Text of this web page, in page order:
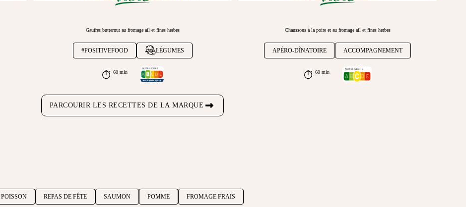
Gaufres butternut au fromage ail et fines herbes
#POSITIVEFOOD LÉGUMES
60 min
Chaussons à la poire et au fromage ail et fines herbes
APÉRO-DÎNATOIRE ACCOMPAGNEMENT
60 min
PARCOURIR LES RECETTES DE LA MARQUE
POISSON REPAS DE FÊTE SAUMON POMME FROMAGE FRAIS